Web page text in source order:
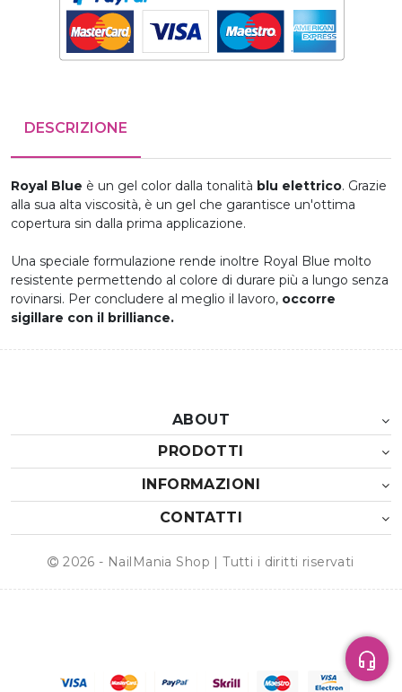
DESCRIZIONE
Royal Blue è un gel color dalla tonalità blu elettrico. Grazie
alla sua alta viscosità, è un gel che garantisce un'ottima
copertura sin dalla prima applicazione.
Una speciale formulazione rende inoltre Royal Blue molto
resistente permettendo al colore di durare più a lungo senza
rovinarsi. Per concludere al meglio il lavoro, occorre
sigillare con il brilliance.
ABOUT
PRODOTTI
INFORMAZIONI
CONTATTI
2026 - NailMania Shop | Tutti i diritti riservati